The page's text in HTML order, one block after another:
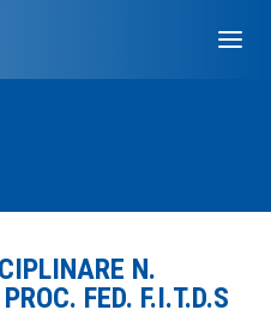
N.
FED. F.I.T.D.S